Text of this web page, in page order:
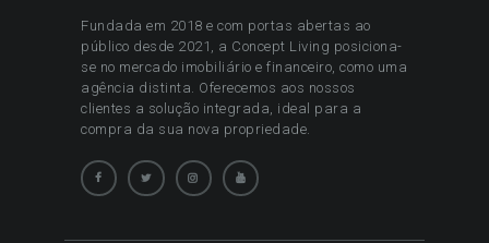
Fundada em 2018 e com portas abertas ao
público desde 2021, a Concept Living posiciona-
se no mercado imobiliário e financeiro, como uma
agência distinta. Oferecemos aos nossos
clientes a solução integrada, ideal para a
compra da sua nova propriedade.